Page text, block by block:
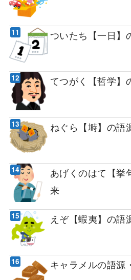
ついたち【一日】
てつがく【哲学】
ねぐら【塒】の語
あげくのはて【挙
来
えぞ【蝦夷】の語
キャラメルの語源